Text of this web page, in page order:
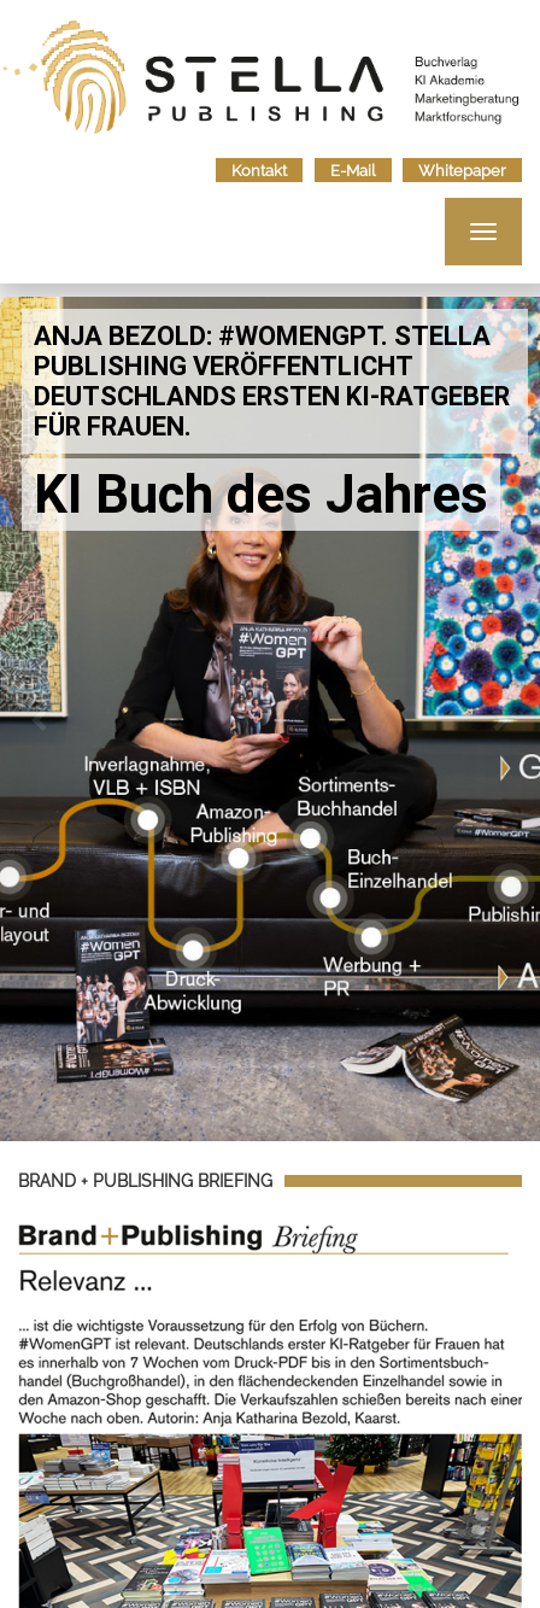
Kontakt E-Mail Whitepaper
Toggle
ANJA BEZOLD: #WOMENGPT. STELLA
PUBLISHING VERÖFFENTLICHT
DEUTSCHLANDS ERSTEN KI-RATGEBER
FÜR FRAUEN.
KI Buch des Jahres
Previous
BRAND + PUBLISHING BRIEFING